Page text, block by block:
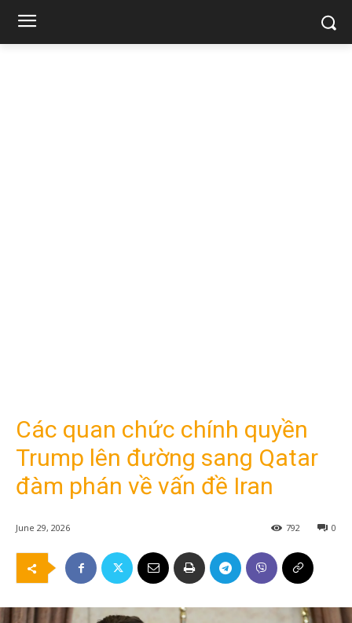
Các quan chức chính quyền
Trump lên đường sang Qatar
đàm phán về vấn đề Iran
June 29, 2026 0
792